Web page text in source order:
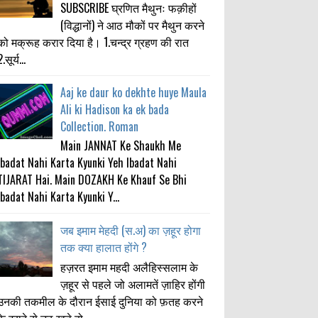
SUBSCRIBE घ्रणित मैथुनः फक़ीहों
(विद्धानों) ने आठ मौकों पर मैथुन करने
मक्रूह करार दिया है। 1.चन्द्र ग्रहण की रात
Aaj ke daur ko dekhte huye Maula
Ali ki Hadison ka ek bada
Collection. Roman
Main JANNAT Ke Shaukh Me
Nahi Karta Kyunki Yeh Ibadat Nahi
Hai. Main DOZAKH Ke Khauf Se Bhi
Nahi Karta Kyunki Y...
जब इमाम मेहदी (स.अ) का ज़हूर होगा
तक क्या हालात होंगे ?
हज़रत इमाम महदी अलैहिस्सलाम के
ज़हूर से पहले जो अलामतें ज़ाहिर होंगी
तकमील के दौरान ईसाई दुनिया को फ़तह करने